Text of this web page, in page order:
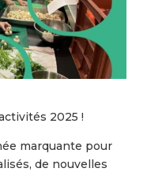
2025 !
marquante pour
de nouvelles